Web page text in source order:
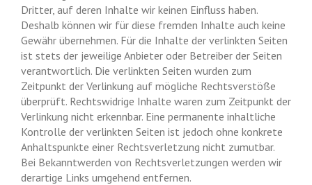
Dritter, auf deren Inhalte wir keinen Einfluss haben.
Deshalb können wir für diese fremden Inhalte auch keine
Gewähr übernehmen. Für die Inhalte der verlinkten Seiten
ist stets der jeweilige Anbieter oder Betreiber der Seiten
verantwortlich. Die verlinkten Seiten wurden zum
Zeitpunkt der Verlinkung auf mögliche Rechtsverstöße
überprüft. Rechtswidrige Inhalte waren zum Zeitpunkt der
Verlinkung nicht erkennbar. Eine permanente inhaltliche
Kontrolle der verlinkten Seiten ist jedoch ohne konkrete
Anhaltspunkte einer Rechtsverletzung nicht zumutbar.
Bei Bekanntwerden von Rechtsverletzungen werden wir
derartige Links umgehend entfernen.